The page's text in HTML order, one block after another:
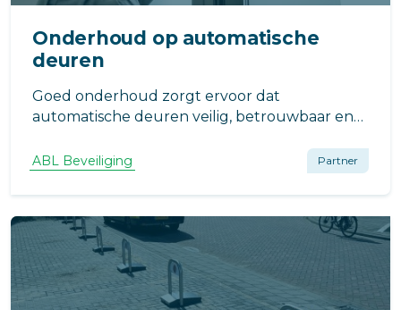
Onderhoud op automatische
deuren
Goed onderhoud zorgt ervoor dat
automatische deuren veilig, betrouwbaar en
onderhoudsservice helpt problemen te
voorkomen en zorgt dat jouw installatie
optimaal blijft werken.
ABL Beveiliging Partner